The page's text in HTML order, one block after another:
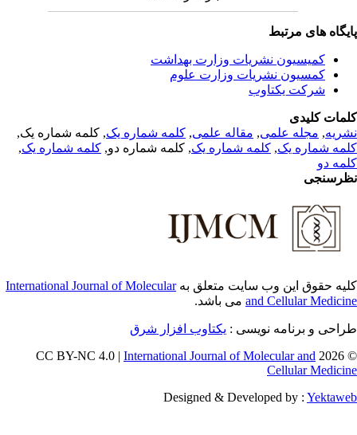
های مرتبط
کمیسیون نشریات وزارت بهداشت
کمسیون نشریات وزارت علوم
شرکت یکتاوب
کلیدی
,مجله علمی, مقاله علمی, کلمه شماره یک, کلمه شماره یک,
شماره یک,کلمه شماره یک, کلمه شماره دو,کلمه شماره یک,
دو
حقوق این وب سایت متعلق بهInternational Journal of Molecular
and Cellularمی باشد.
و برنامه نویسی : یکتاوب افزار شرق
©
International Journal of Molecular and
Cellular
Designed & Developed by :